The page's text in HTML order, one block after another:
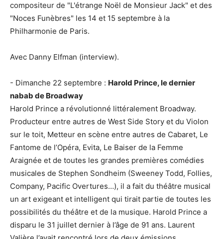
compositeur de "L'étrange Noël de Monsieur Jack" et des
"Noces Funèbres" les 14 et 15 septembre à la
Philharmonie de Paris.
Avec Danny Elfman (interview).
- Dimanche 22 septembre : Harold Prince, le dernier
nabab de Broadway
Harold Prince a révolutionné littéralement Broadway.
Producteur entre autres de West Side Story et du Violon
sur le toit, Metteur en scène entre autres de Cabaret, Le
Fantome de l’Opéra, Evita, Le Baiser de la Femme
Araignée et de toutes les grandes premières comédies
musicales de Stephen Sondheim (Sweeney Todd, Follies,
Company, Pacific Overtures…), il a fait du théâtre musical
un art exigeant et intelligent qui tirait partie de toutes les
possibilités du théâtre et de la musique. Harold Prince a
disparu le 31 juillet dernier à l’âge de 91 ans. Laurent